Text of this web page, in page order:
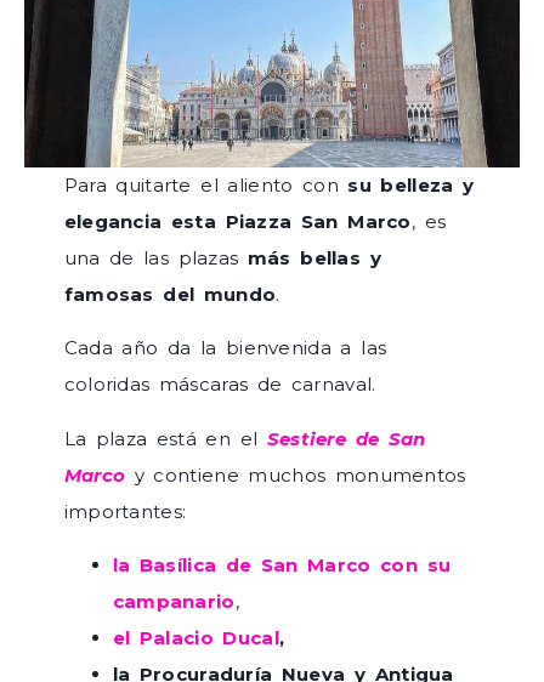
Para quitarte el aliento con su belleza y
elegancia esta Piazza San Marco, es
una de las plazas más bellas y
famosas del mundo.
Cada año da la bienvenida a las
coloridas máscaras de carnaval.
La plaza está en el Sestiere de San
Marco y contiene muchos monumentos
importantes:
la Basílica de San Marco con su
campanario,
el Palacio Ducal,
la Procuraduría Nueva y Antigua